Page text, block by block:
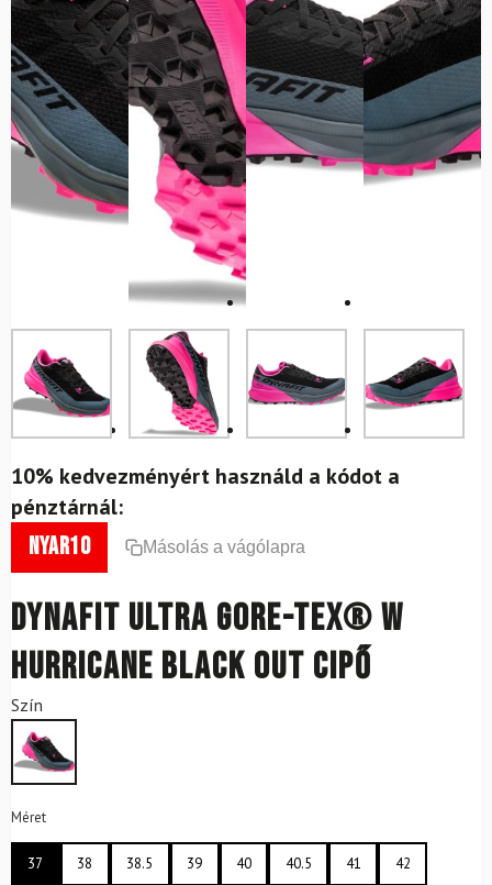
10% kedvezményért használd a kódot a
pénztárnál:
nyar10 Másolás a vágólapra
DYNAFIT Ultra Gore-Tex® W
Hurricane Black Out Cipő
Szín
Méret
37 38 38.5 39 40 40.5 41 42